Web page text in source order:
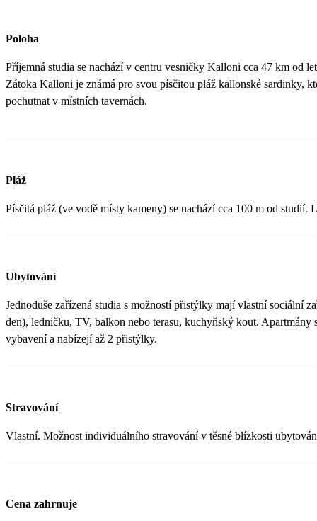
Poloha
Příjemná studia se nachází v centru vesničky Kalloni cca 47 km od
Zátoka Kalloni je známá pro svou písčitou pláž kallonské sardinky,
pochutnat v místních tavernách.
Pláž
Písčitá pláž (ve vodě místy kameny) se nachází cca 100 m od
Ubytování
Jednoduše zařízená studia s možností přistýlky mají vlastní sociální
den), ledničku, TV, balkon nebo terasu, kuchyňský kout. Apartmány
vybavení a nabízejí až 2 přistýlky.
Stravování
Vlastní. Možnost individuálního stravování v těsné blízkosti
Cena zahrnuje